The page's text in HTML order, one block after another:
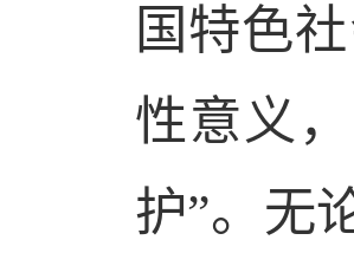
国特色
性意义
护”。无